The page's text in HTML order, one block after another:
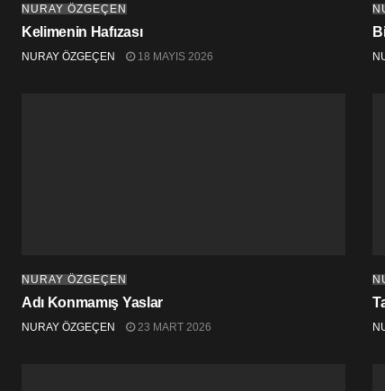
NURAY ÖZGEÇEN
Kelimenin Hafızası
NURAY ÖZGEÇEN 18 MAYIS 2026
NURAY ÖZGEÇEN
Adı Konmamış Yaslar
NURAY ÖZGEÇEN 23 MART 2026